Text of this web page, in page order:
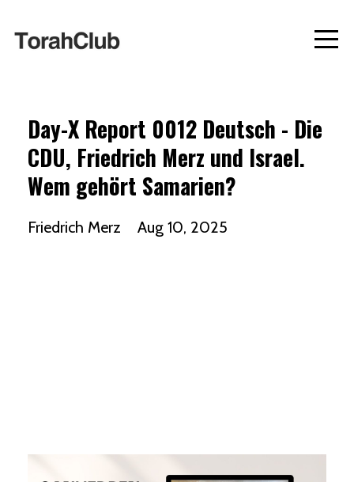
Day-X Report 0012 Deutsch - Die
CDU, Friedrich Merz und Israel.
Wem gehört Samarien?
Friedrich Merz Aug 10, 2025